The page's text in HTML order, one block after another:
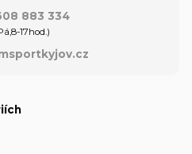
883 334
17hod.)